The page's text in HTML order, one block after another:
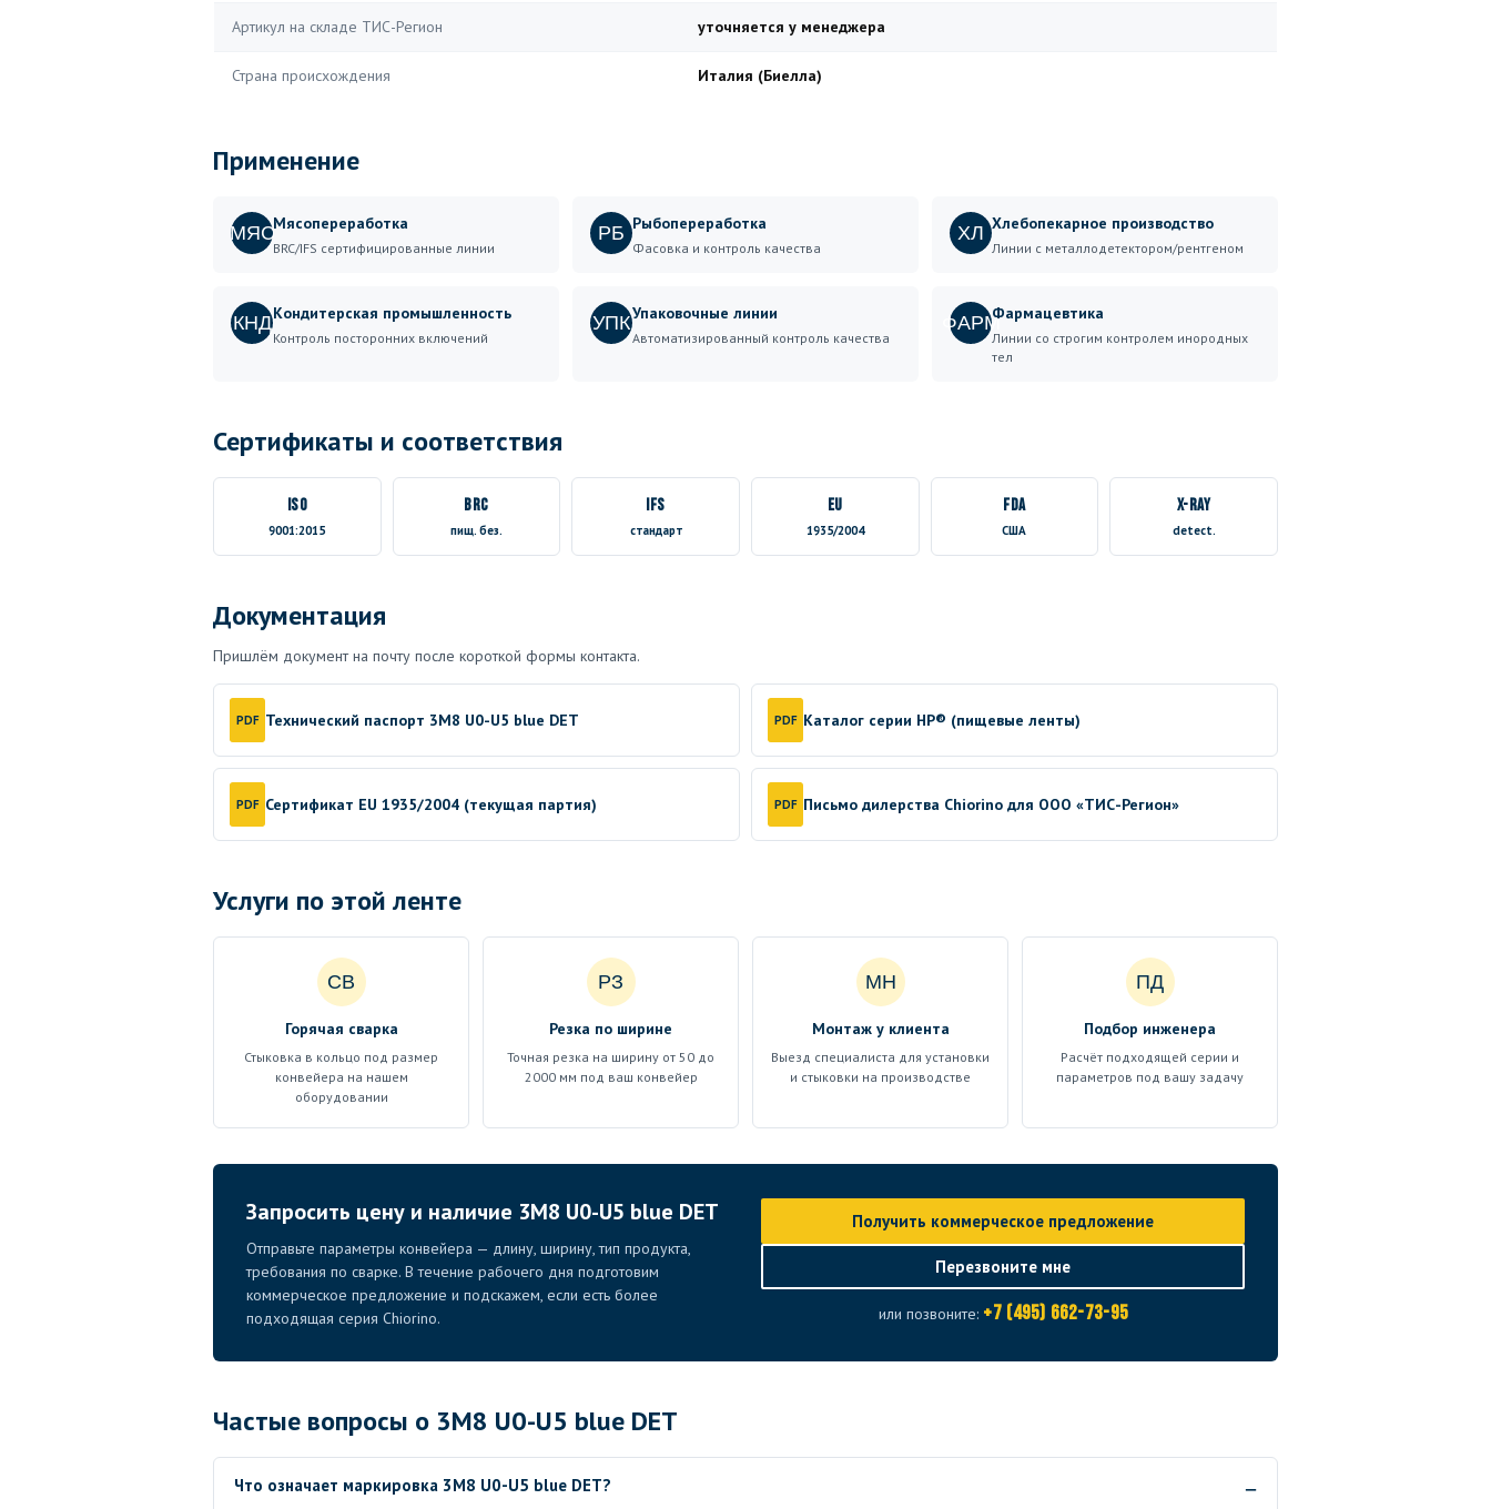
Артикул на складе ТИС-Регион уточняется у менеджера
Страна происхождения Италия (Биелла)
Применение
МЯСМясопереработка
BRC/IFS сертифицированные линии
РБ Рыбопереработка
Фасовка и контроль качества
ХЛ Хлебопекарное производство
Линии с металлодетектором/рентгеном
КНДКондитерская промышленность
Контроль посторонних включений
УПКУпаковочные линии
Автоматизированный контроль качества
ФАРМФармацевтика
Линии со строгим контролем инородных
тел
Сертификаты и соответствия
ISO
9001:2015
BRC
пищ. без.
IFS
стандарт
EU
1935/2004
FDA
США
X-ray
detect.
Документация
Пришлём документ на почту после короткой формы контакта.
PDF Технический паспорт 3M8 U0-U5 blue DET PDF Каталог серии HP® (пищевые ленты)
PDF Сертификат EU 1935/2004 (текущая партия) PDF Письмо дилерства Chiorino для ООО «ТИС-Регион»
Услуги по этой ленте
СВ
Горячая сварка
Стыковка в кольцо под размер
конвейера на нашем
оборудовании
РЗ
Резка по ширине
Точная резка на ширину от 50 до
2000 мм под ваш конвейер
МН
Монтаж у клиента
Выезд специалиста для установки
и стыковки на производстве
ПД
Подбор инженера
Расчёт подходящей серии и
параметров под вашу задачу
Запросить цену и наличие 3M8 U0-U5 blue DET
Отправьте параметры конвейера — длину, ширину, тип продукта,
требования по сварке. В течение рабочего дня подготовим
коммерческое предложение и подскажем, если есть более
подходящая серия Chiorino.
Получить коммерческое предложение
Перезвоните мне
или позвоните: +7 (495) 662-73-95
Частые вопросы о 3M8 U0-U5 blue DET
Что означает маркировка 3M8 U0-U5 blue DET?